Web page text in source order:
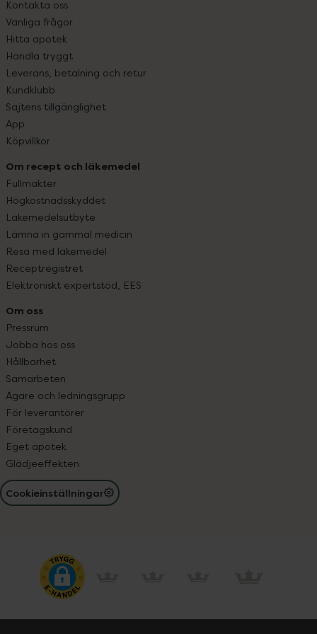
Kontakta oss
Vanliga frågor
Hitta apotek
Handla tryggt
Leverans, betalning och retur
Kundklubb
Sajtens tillgänglighet
App
Köpvillkor
Om recept och läkemedel
Fullmakter
Högkostnadsskyddet
Läkemedelsutbyte
Lämna in gammal medicin
Resa med läkemedel
Receptregistret
Elektroniskt expertstöd, EES
Om oss
Pressrum
Jobba hos oss
Hållbarhet
Samarbeten
Ägare och ledningsgrupp
För leverantörer
Företagskund
Eget apotek
Glädjeeffekten
Cookieinställningar